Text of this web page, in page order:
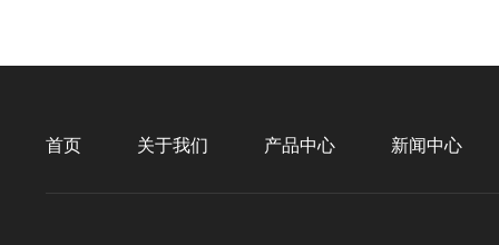
首页 关于我们 产品中心 新闻中心